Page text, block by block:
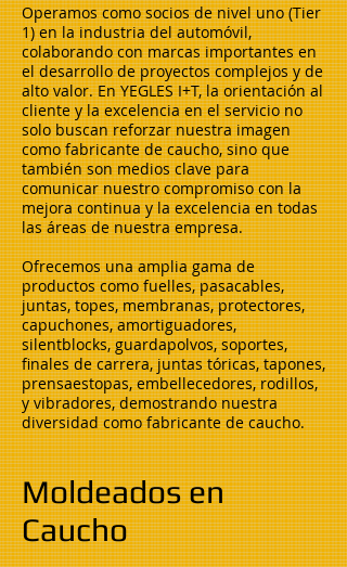
Operamos como socios de nivel uno (Tier
1) en la industria del automóvil,
colaborando con marcas importantes en
el desarrollo de proyectos complejos y de
alto valor. En YEGLES I+T, la orientación al
cliente y la excelencia en el servicio no
solo buscan reforzar nuestra imagen
como fabricante de caucho, sino que
también son medios clave para
comunicar nuestro compromiso con la
mejora continua y la excelencia en todas
las áreas de nuestra empresa.
Ofrecemos una amplia gama de
productos como fuelles, pasacables,
juntas, topes, membranas, protectores,
capuchones, amortiguadores,
silentblocks, guardapolvos, soportes,
finales de carrera, juntas tóricas, tapones,
prensaestopas, embellecedores, rodillos,
y vibradores, demostrando nuestra
diversidad como fabricante de caucho.
Moldeados en
Caucho